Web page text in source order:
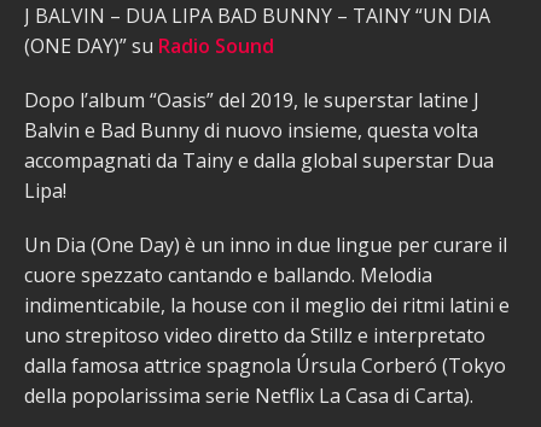
J BALVIN – DUA LIPA BAD BUNNY – TAINY “UN DIA
(ONE DAY)” su Radio Sound
Dopo l’album “Oasis” del 2019, le superstar latine J
Balvin e Bad Bunny di nuovo insieme, questa volta
accompagnati da Tainy e dalla global superstar Dua
Lipa!
Un Dia (One Day) è un inno in due lingue per curare il
cuore spezzato cantando e ballando. Melodia
indimenticabile, la house con il meglio dei ritmi latini e
uno strepitoso video diretto da Stillz e interpretato
dalla famosa attrice spagnola Úrsula Corberó (Tokyo
della popolarissima serie Netflix La Casa di Carta).